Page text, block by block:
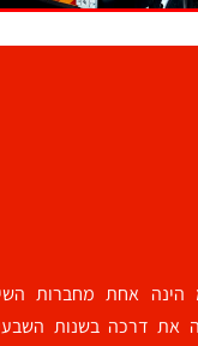
הינה אחת מחברות
את דרכה בשנות